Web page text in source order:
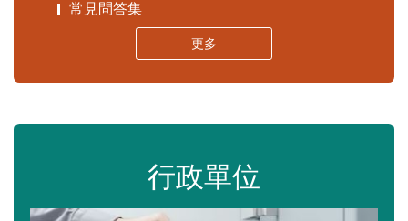
常見問答集
更多
行政單位